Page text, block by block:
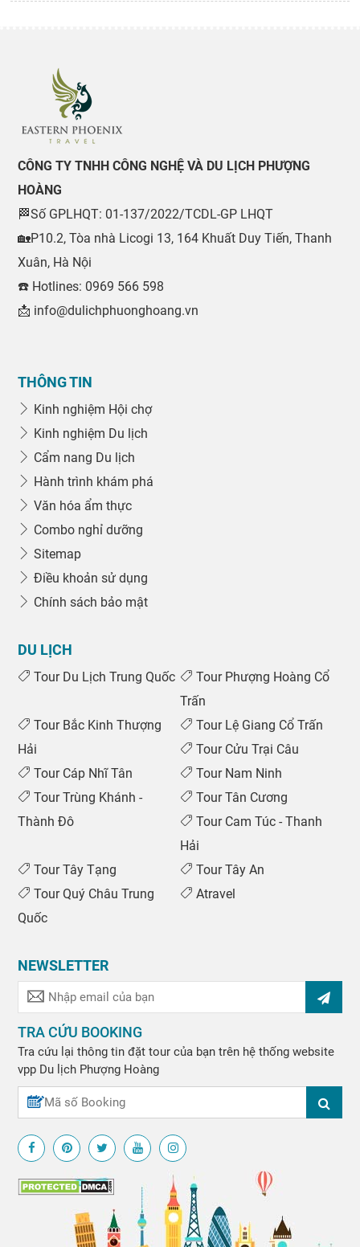
CÔNG TY TNHH CÔNG NGHỆ VÀ DU LỊCH PHƯỢNG
HOÀNG
🏁Số GPLHQT: 01-137/2022/TCDL-GP LHQT
🏡P10.2, Tòa nhà Licogi 13, 164 Khuất Duy Tiến, Thanh
Xuân, Hà Nội
☎️ Hotlines: 0969 566 598
📩 info@dulichphuonghoang.vn
THÔNG TIN
Kinh nghiệm Hội chợ
Kinh nghiệm Du lịch
Cẩm nang Du lịch
Hành trình khám phá
Văn hóa ẩm thực
Combo nghỉ dưỡng
Sitemap
Điều khoản sử dụng
Chính sách bảo mật
DU LỊCH
Tour Du Lịch Trung Quốc
Tour Phượng Hoàng Cổ
Trấn
Tour Bắc Kinh Thượng
Hải
Tour Lệ Giang Cổ Trấn
Tour Cửu Trại Câu
Tour Cáp Nhĩ Tân
Tour Nam Ninh
Tour Trùng Khánh -
Thành Đô
Tour Tân Cương
Tour Cam Túc - Thanh
Hải
Tour Tây Tạng
Tour Tây An
Tour Quý Châu Trung
Quốc
Atravel
NEWSLETTER
TRA CỨU BOOKING
Tra cứu lại thông tin đặt tour của bạn trên hệ thống website
vpp Du lịch Phượng Hoàng